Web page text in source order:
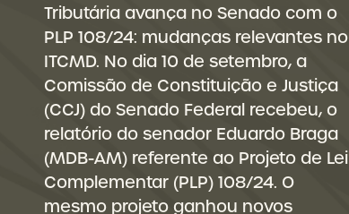
Tributária avança no Senado com o
PLP 108/24: mudanças relevantes no
ITCMD. No dia 10 de setembro, a
Comissão de Constituição e Justiça
(CCJ) do Senado Federal recebeu, o
relatório do senador Eduardo Braga
(MDB-AM) referente ao Projeto de Lei
Complementar (PLP) 108/24. O
mesmo projeto ganhou novos